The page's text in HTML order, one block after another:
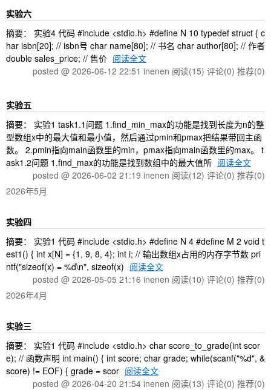
实验六
摘要： 实验4 代码 #include <stdio.h> #define N 10 typedef struct { c
har isbn[20]; // isbn号 char name[80]; // 书名 char author[80]; // 作者
double sales_price; // 售价 阅读全文
posted @ 2026-06-12 22:51 inenen 阅读(15) 评论(0) 推荐(0)
实验五
摘要： 实验1 task1.1问题 1.find_min_max的功能是找到长度为n的整
型数组x中的最大值和最小值，然后通过pmin和pmax把结果带回主函
数。 2.pmin指向main函数里的min，pmax指向main函数里的max。 t
ask1.2问题 1.find_max的功能是找到数组中的最大值所 阅读全文
posted @ 2026-06-02 21:19 inenen 阅读(12) 评论(0) 推荐(0)
2026年5月
实验四
摘要： 实验1 代码 #include <stdio.h> #define N 4 #define M 2 void t
est1() { int x[N] = {1, 9, 8, 4}; int i; // 输出数组x占用的内存字节数 pri
ntf("sizeof(x) = %d\n", sizeof(x) 阅读全文
posted @ 2026-05-05 21:16 inenen 阅读(10) 评论(0) 推荐(0)
2026年4月
实验三
摘要： 实验1 代码 #include <stdio.h> char score_to_grade(int scor
e); // 函数声明 int main() { int score; char grade; while(scanf("%d", &
score) != EOF) { grade = scor 阅读全文
posted @ 2026-04-20 21:54 inenen 阅读(13) 评论(0) 推荐(0)